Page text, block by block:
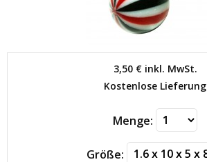
3,50 €inkl. MwSt.
Kostenlose Lieferung
Menge:
Größe: